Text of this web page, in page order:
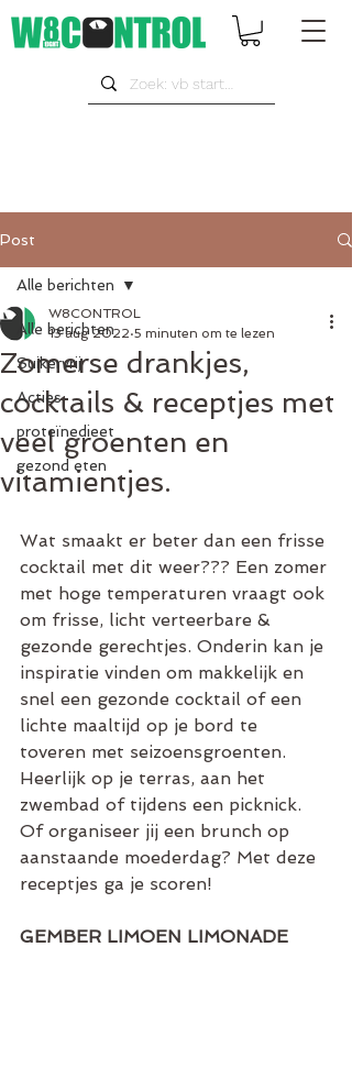
Post
Alle berichten
Suikervrij
Acties
proteïnedieet
gezond eten
Alle berichten
Zomerse drankjes,
cocktails & receptjes met
veel groenten en
vitamientjes.
W8CONTROL
13 aug 2022 5 minuten om te lezen
Wat smaakt er beter dan een frisse
cocktail met dit weer??? Een zomer
met hoge temperaturen vraagt ook
om frisse, licht verteerbare &
gezonde gerechtjes. Onderin kan je
inspiratie vinden om makkelijk en
snel een gezonde cocktail of een
lichte maaltijd op je bord te
toveren met seizoensgroenten.
Heerlijk op je terras, aan het
zwembad of tijdens een picknick.
Of organiseer jij een brunch op
aanstaande moederdag? Met deze
receptjes ga je scoren!
GEMBER LIMOEN LIMONADE